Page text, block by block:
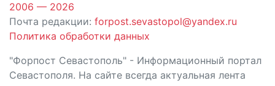
2006 — 2026
Почта редакции: forpost.sevastopol@yandex.ru
Политика обработки данных
"Форпост Севастополь" - Информационный портал
Севастополя. На сайте всегда актуальная лента